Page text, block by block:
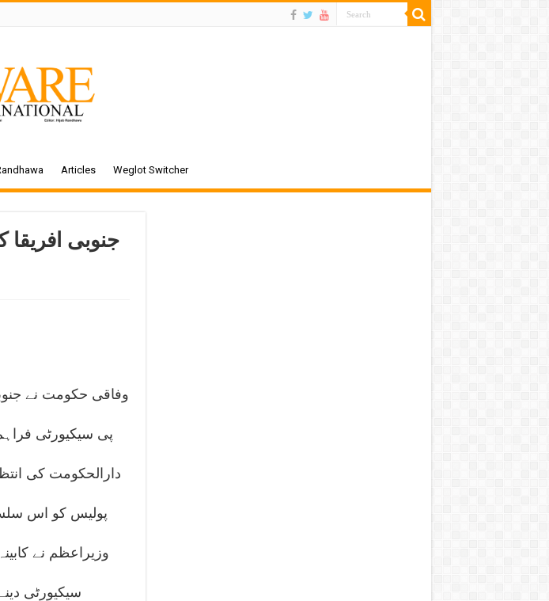
Articles Weglot Switcher
جنوبی
وفاقی حکومت نے
پی سیکیورٹی
دارالحکومت کی
پولیس کو اس
وزیراعظم نے
سیکیورٹی